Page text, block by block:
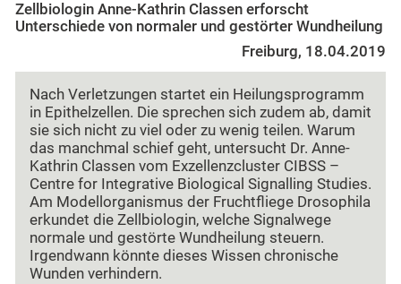
Zellbiologin Anne-Kathrin Classen erforscht
Unterschiede von normaler und gestörter Wundheilung
Freiburg, 18.04.2019
Nach Verletzungen startet ein Heilungsprogramm
in Epithelzellen. Die sprechen sich zudem ab, damit
sie sich nicht zu viel oder zu wenig teilen. Warum
das manchmal schief geht, untersucht Dr. Anne-
Kathrin Classen vom Exzellenzcluster CIBSS –
Centre for Integrative Biological Signalling Studies.
Am Modellorganismus der Fruchtfliege Drosophila
erkundet die Zellbiologin, welche Signalwege
normale und gestörte Wundheilung steuern.
Irgendwann könnte dieses Wissen chronische
Wunden verhindern.